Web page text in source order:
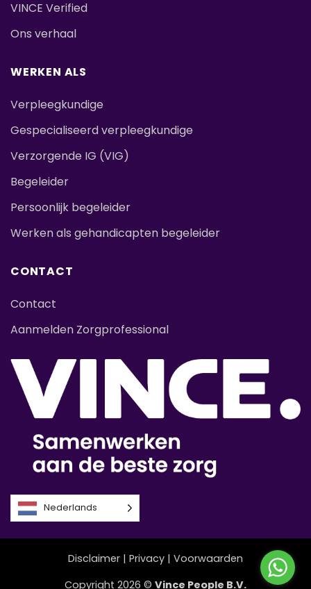
VINCE Verified
Ons verhaal
WERKEN ALS
Verpleegkundige
Gespecialiseerd verpleegkundige
Verzorgende IG (VIG)
Begeleider
Persoonlijk begeleider
Werken als gehandicapten begeleider
CONTACT
Contact
Aanmelden Zorgprofessional
Nederlands
Disclaimer | Privacy | Voorwaarden
Copyright 2026 © Vince People B.V.